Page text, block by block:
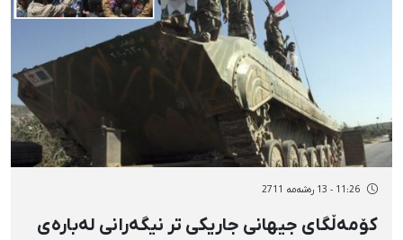
11:26 - 13 رەشەمه 2711
كۆمەڵگای جیهانی جاریكی تر نیگەرانی لەبارەی